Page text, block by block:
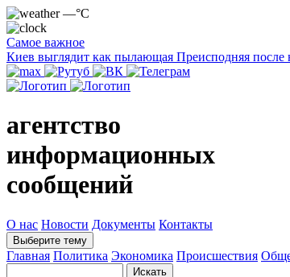
—°C
Самое важное
Киев выглядит как пылающая Преисподняя после
агентство
информационных
сообщений
О нас Новости Документы Контакты
Выберите тему
Главная Политика Экономика Происшествия